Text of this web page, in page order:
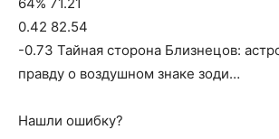
0.42 82.54
-0.73 Тайная сторона Близнецов:
правду о воздушном знаке зоди…
Нашли ошибку?